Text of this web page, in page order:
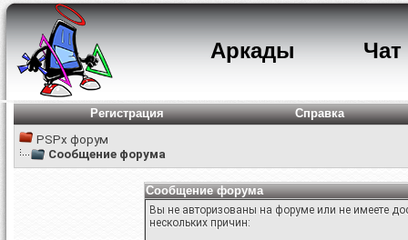
Аркады Чат
Регистрация
Справка
PSPx форум
Сообщение форума
Сообщение форума
Вы не авторизованы на форуме или не имеете
нескольких причин: